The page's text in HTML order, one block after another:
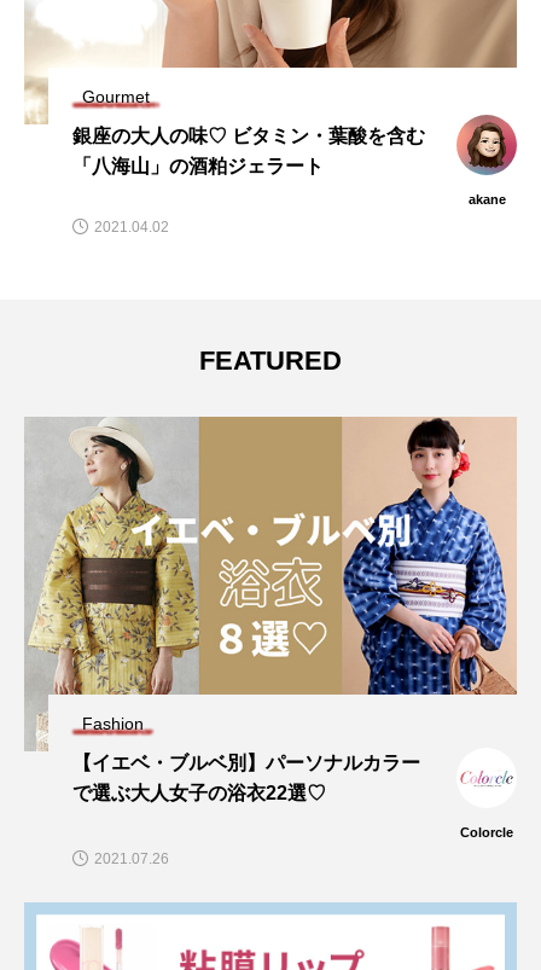
Gourmet
銀座の大人の味♡ ビタミン・葉酸を含む
「八海山」の酒粕ジェラート
akane
2021.04.02
FEATURED
Fashion
【イエベ・ブルベ別】パーソナルカラー
で選ぶ大人女子の浴衣22選♡
Colorcle
2021.07.26